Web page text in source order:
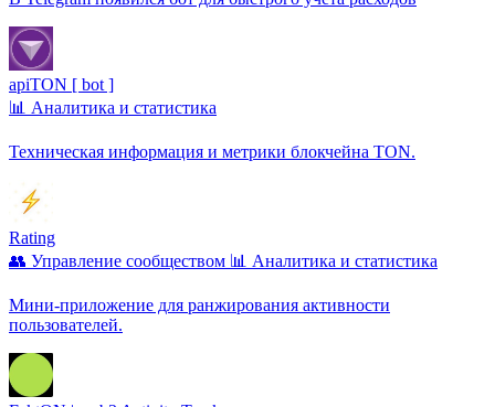
apiTON [ bot ]
📊 Аналитика и статистика
Техническая информация и метрики блокчейна TON.
Rating
👥 Управление сообществом 📊 Аналитика и статистика
Мини-приложение для ранжирования активности
пользователей.